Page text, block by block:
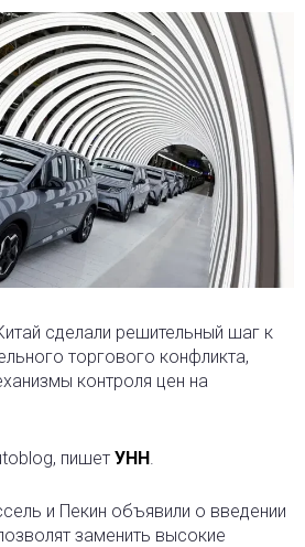
сделали решительный шаг к
торгового конфликта,
контроля цен на
пишет УНН
и Пекин объявили о введении
заменить высокие